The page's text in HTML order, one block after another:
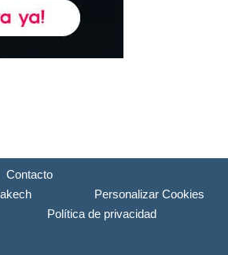
Contacto
Personalizar Cookies
Política de privacidad